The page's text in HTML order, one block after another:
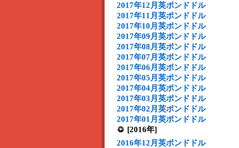
2017年12月英ポンドドル
2017年11月英ポンドドル
2017年10月英ポンドドル
2017年09月英ポンドドル
2017年08月英ポンドドル
2017年07月英ポンドドル
2017年06月英ポンドドル
2017年05月英ポンドドル
2017年04月英ポンドドル
2017年03月英ポンドドル
2017年02月英ポンドドル
2017年01月英ポンドドル
[2016年]
2016年12月英ポンドドル